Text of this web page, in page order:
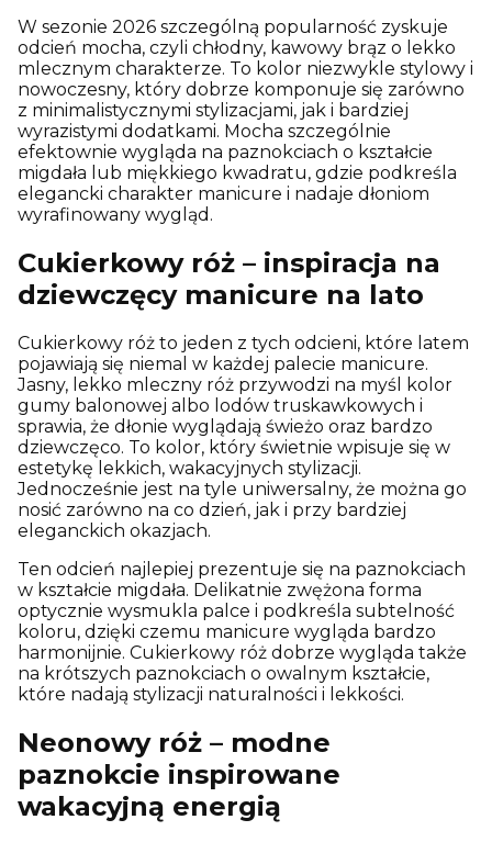
W sezonie 2026 szczególną popularność zyskuje
odcień mocha, czyli chłodny, kawowy brąz o lekko
mlecznym charakterze. To kolor niezwykle stylowy i
nowoczesny, który dobrze komponuje się zarówno
z minimalistycznymi stylizacjami, jak i bardziej
wyrazistymi dodatkami. Mocha szczególnie
efektownie wygląda na paznokciach o kształcie
migdała lub miękkiego kwadratu, gdzie podkreśla
elegancki charakter manicure i nadaje dłoniom
wyrafinowany wygląd.
Cukierkowy róż – inspiracja na
dziewczęcy manicure na lato
Cukierkowy róż to jeden z tych odcieni, które latem
pojawiają się niemal w każdej palecie manicure.
Jasny, lekko mleczny róż przywodzi na myśl kolor
gumy balonowej albo lodów truskawkowych i
sprawia, że dłonie wyglądają świeżo oraz bardzo
dziewczęco. To kolor, który świetnie wpisuje się w
estetykę lekkich, wakacyjnych stylizacji.
Jednocześnie jest na tyle uniwersalny, że można go
nosić zarówno na co dzień, jak i przy bardziej
eleganckich okazjach.
Ten odcień najlepiej prezentuje się na paznokciach
w kształcie migdała. Delikatnie zwężona forma
optycznie wysmukla palce i podkreśla subtelność
koloru, dzięki czemu manicure wygląda bardzo
harmonijnie. Cukierkowy róż dobrze wygląda także
na krótszych paznokciach o owalnym kształcie,
które nadają stylizacji naturalności i lekkości.
Neonowy róż – modne
paznokcie inspirowane
wakacyjną energią